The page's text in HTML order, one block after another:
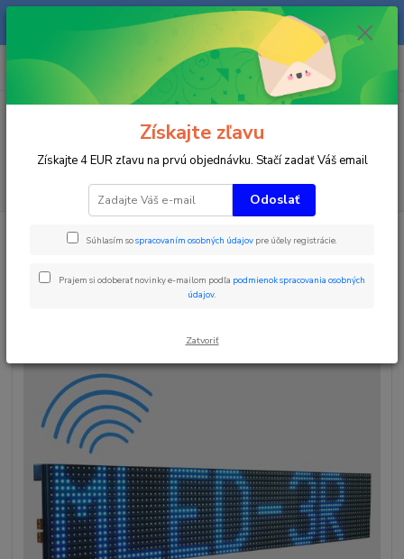
Na našom eshope sa priebežne pracuje a tovar sa priebežne dopĺňa. radi
Vás obslúžime i telefonicky na +421 911 906 066.
+421903906066
(Po-Pia, 9-16 hod.)
Zobrazovacie tabule
MLED 3R
Získajte zľavu
Získajte 4 EUR zľavu na prvú objednávku. Stačí zadať Váš email
Odoslať
Súhlasím sospracovaním osobných údajov pre účely registrácie.
Prajem si odoberať novinky e-mailom podľa podmienok spracovania osobných
údajov
Zatvoriť